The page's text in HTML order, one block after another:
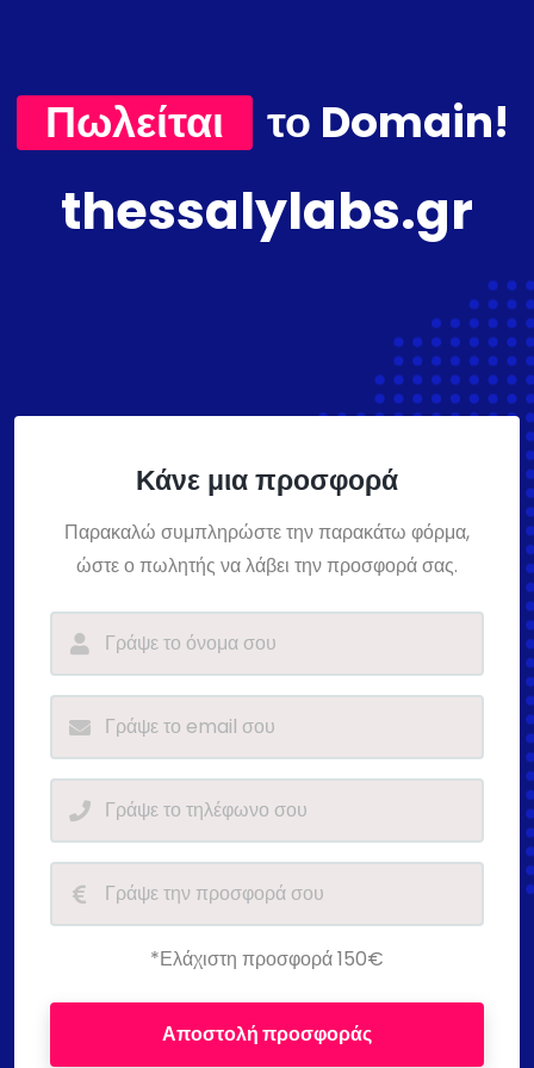
Πωλείται το Domain!
thessalylabs.gr
Κάνε μια προσφορά
Παρακαλώ συμπληρώστε την παρακάτω φόρμα,
ώστε ο πωλητής να λάβει την προσφορά σας.
*Ελάχιστη προσφορά 150€
Αποστολή προσφοράς